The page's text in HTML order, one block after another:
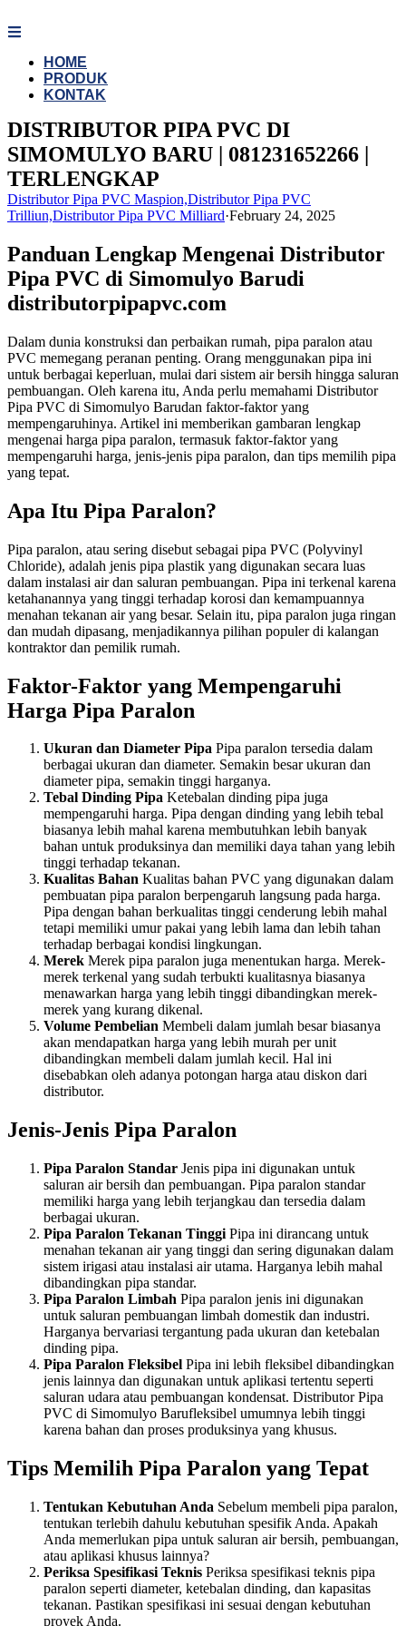
to
HOME
PRODUK
KONTAK
DISTRIBUTOR PIPA PVC DI
SIMOMULYO BARU | 081231652266 |
TERLENGKAP
Distributor Pipa PVC Maspion,Distributor Pipa PVC
Trilliun,Distributor Pipa PVC Milliard·February 24, 2025
Panduan Lengkap Mengenai Distributor
Pipa PVC di Simomulyo Barudi
distributorpipapvc.com
Dalam dunia konstruksi dan perbaikan rumah, pipa paralon atau
PVC memegang peranan penting. Orang menggunakan pipa ini
untuk berbagai keperluan, mulai dari sistem air bersih hingga saluran
pembuangan. Oleh karena itu, Anda perlu memahami Distributor
Pipa PVC di Simomulyo Barudan faktor-faktor yang
mempengaruhinya. Artikel ini memberikan gambaran lengkap
mengenai harga pipa paralon, termasuk faktor-faktor yang
mempengaruhi harga, jenis-jenis pipa paralon, dan tips memilih pipa
yang tepat.
Apa Itu Pipa Paralon?
Pipa paralon, atau sering disebut sebagai pipa PVC (Polyvinyl
Chloride), adalah jenis pipa plastik yang digunakan secara luas
dalam instalasi air dan saluran pembuangan. Pipa ini terkenal karena
ketahanannya yang tinggi terhadap korosi dan kemampuannya
menahan tekanan air yang besar. Selain itu, pipa paralon juga ringan
dan mudah dipasang, menjadikannya pilihan populer di kalangan
kontraktor dan pemilik rumah.
Faktor-Faktor yang Mempengaruhi
Harga Pipa Paralon
Ukuran dan Diameter Pipa Pipa paralon tersedia dalam
berbagai ukuran dan diameter. Semakin besar ukuran dan
diameter pipa, semakin tinggi harganya.
Tebal Dinding Pipa Ketebalan dinding pipa juga
mempengaruhi harga. Pipa dengan dinding yang lebih tebal
biasanya lebih mahal karena membutuhkan lebih banyak
bahan untuk produksinya dan memiliki daya tahan yang lebih
tinggi terhadap tekanan.
Kualitas Bahan Kualitas bahan PVC yang digunakan dalam
pembuatan pipa paralon berpengaruh langsung pada harga.
Pipa dengan bahan berkualitas tinggi cenderung lebih mahal
tetapi memiliki umur pakai yang lebih lama dan lebih tahan
terhadap berbagai kondisi lingkungan.
Merek Merek pipa paralon juga menentukan harga. Merek-
merek terkenal yang sudah terbukti kualitasnya biasanya
menawarkan harga yang lebih tinggi dibandingkan merek-
merek yang kurang dikenal.
Volume Pembelian Membeli dalam jumlah besar biasanya
akan mendapatkan harga yang lebih murah per unit
dibandingkan membeli dalam jumlah kecil. Hal ini
disebabkan oleh adanya potongan harga atau diskon dari
distributor.
Jenis-Jenis Pipa Paralon
Pipa Paralon Standar Jenis pipa ini digunakan untuk
saluran air bersih dan pembuangan. Pipa paralon standar
memiliki harga yang lebih terjangkau dan tersedia dalam
berbagai ukuran.
Pipa Paralon Tekanan Tinggi Pipa ini dirancang untuk
menahan tekanan air yang tinggi dan sering digunakan dalam
sistem irigasi atau instalasi air utama. Harganya lebih mahal
dibandingkan pipa standar.
Pipa Paralon Limbah Pipa paralon jenis ini digunakan
untuk saluran pembuangan limbah domestik dan industri.
Harganya bervariasi tergantung pada ukuran dan ketebalan
dinding pipa.
Pipa Paralon Fleksibel Pipa ini lebih fleksibel dibandingkan
jenis lainnya dan digunakan untuk aplikasi tertentu seperti
saluran udara atau pembuangan kondensat. Distributor Pipa
PVC di Simomulyo Barufleksibel umumnya lebih tinggi
karena bahan dan proses produksinya yang khusus.
Tips Memilih Pipa Paralon yang Tepat
Tentukan Kebutuhan Anda Sebelum membeli pipa paralon,
tentukan terlebih dahulu kebutuhan spesifik Anda. Apakah
Anda memerlukan pipa untuk saluran air bersih, pembuangan,
atau aplikasi khusus lainnya?
Periksa Spesifikasi Teknis Periksa spesifikasi teknis pipa
paralon seperti diameter, ketebalan dinding, dan kapasitas
tekanan. Pastikan spesifikasi ini sesuai dengan kebutuhan
proyek Anda.